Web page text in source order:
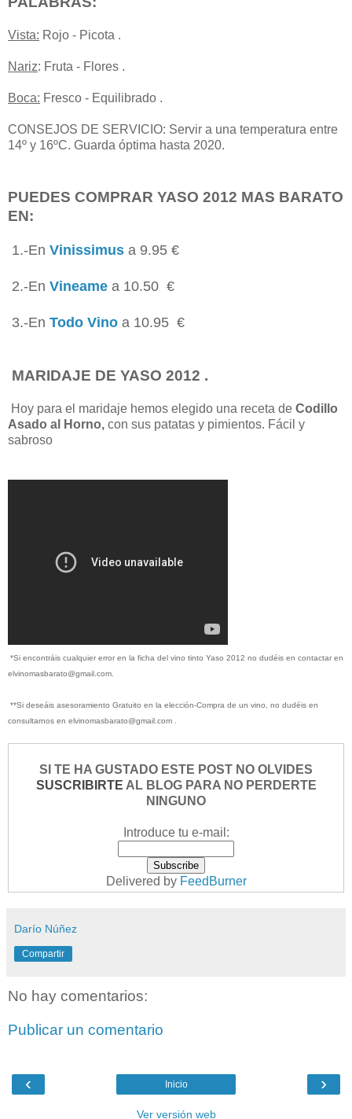
Vista: Rojo - Picota .
Nariz: Fruta - Flores .
Boca: Fresco - Equilibrado .
CONSEJOS DE SERVICIO: Servir a una temperatura entre
14º y 16ºC. Guarda óptima hasta 2020.
PUEDES COMPRAR YASO 2012 MAS BARATO
EN:
1.-En Vinissimus a 9.95 €
2.-En Vineame a 10.50 €
3.-En Todo Vino a 10.95 €
MARIDAJE DE YASO 2012 .
Hoy para el maridaje hemos elegido una receta de Codillo
Asado al Horno, con sus patatas y pimientos. Fácil y
sabroso
*Si encontráis cualquier error en la ficha del vino tinto Yaso 2012 no dudéis en contactar en
elvinomasbarato@gmail.com.
**Si deseáis asesoramiento Gratuito en la elección-Compra de un vino, no dudéis en
consultarnos en elvinomasbarato@gmail.com .
SI TE HA GUSTADO ESTE POST NO OLVIDES
SUSCRIBIRTE AL BLOG PARA NO PERDERTE
NINGUNO
Introduce tu e-mail:
Delivered by FeedBurner
Darío Núñez
Compartir
No hay comentarios:
Publicar un comentario
‹ ›
Inicio
Ver versión web